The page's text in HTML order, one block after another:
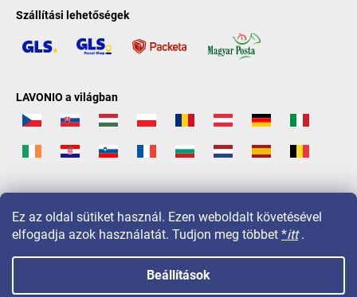
Ez az oldal sütiket használ. Ezen weboldalt követésével
elfogadja azok használatát. Tudjon meg többet *itt.
Beállítások
Szállítási lehetőségek
LAVONIO a világban
Copyright 2026 LAVONIO.hu. Minden jog fenntartva.